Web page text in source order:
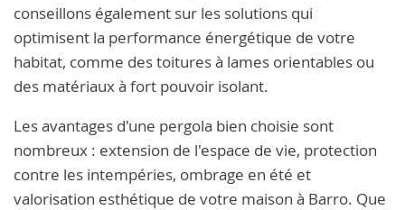
conseillons également sur les solutions qui
optimisent la performance énergétique de votre
habitat, comme des toitures à lames orientables ou
des matériaux à fort pouvoir isolant.
Les avantages d'une pergola bien choisie sont
nombreux : extension de l'espace de vie, protection
contre les intempéries, ombrage en été et
valorisation esthétique de votre maison à Barro. Que